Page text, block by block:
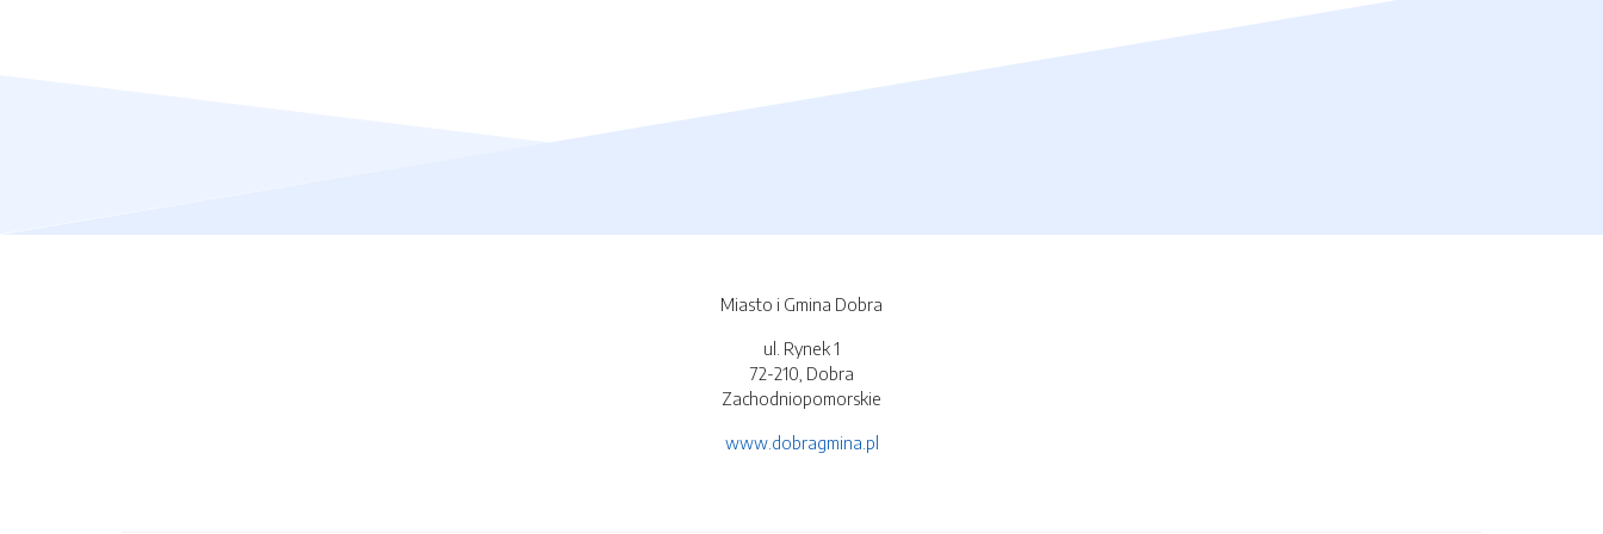
Miasto i Gmina Dobra
ul. Rynek 1
72-210, Dobra
Zachodniopomorskie
www.dobragmina.pl